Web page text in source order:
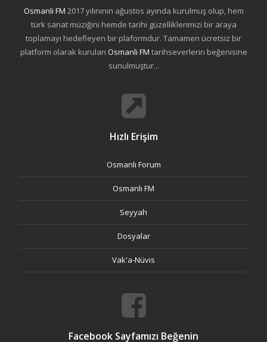
Osmanli FM 2017 yılınının ağustos ayında kurulmuş olup, hem
türk sanat müziğini hemde tarihi güzelliklerimizi bir araya
toplamayı hedefleyen bir plaformdur. Tamamen ücretsiz bir
platform olarak kurulan Osmanli FM tarihseverlerin beğenisine
sunulmuştur...
Hızlı Erişim
Osmanlı Forum
Osmanlı FM
Seyyah
Dosyalar
Vak'a-Nüvis
Facebook Sayfamızı Beğenin